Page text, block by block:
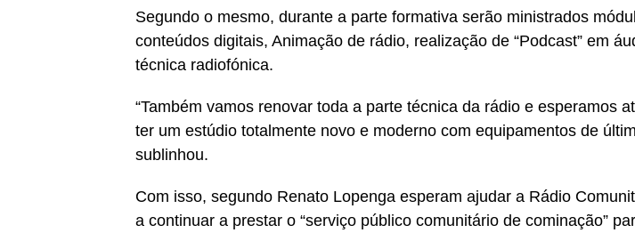
Segundo o mesmo, durante a parte formativa serão ministrados
conteúdos digitais, Animação de rádio, realização de “Podcast” em
técnica radiofónica.
“Também vamos renovar toda a parte técnica da rádio e esperamos
ter um estúdio totalmente novo e moderno com equipamentos de
sublinhou.
Com isso, segundo Renato Lopenga esperam ajudar a Rádio
a continuar a prestar o “serviço público comunitário de cominação”